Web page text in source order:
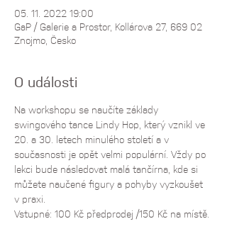
05. 11. 2022 19:00
GaP / Galerie a Prostor, Kollárova 27, 669 02
Znojmo, Česko
O události
Na workshopu se naučíte základy
swingového tance Lindy Hop, který vznikl ve
20. a 30. letech minulého století a v
současnosti je opět velmi populární. Vždy po
lekci bude následovat malá tančírna, kde si
můžete naučené figury a pohyby vyzkoušet
v praxi.
Vstupné: 100 Kč předprodej /150 Kč na místě.